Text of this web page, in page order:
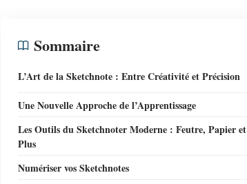
Sommaire
L’Art de la Sketchnote : Entre Créativité et Précision
Une Nouvelle Approche de l’Apprentissage
Les Outils du Sketchnoter Moderne : Feutre, Papier et
Plus
Numériser vos Sketchnotes